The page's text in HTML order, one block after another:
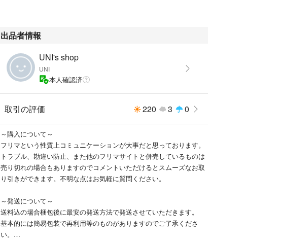
出品者情報
UNI's shop
UNI
本人確認済
取引の評価 220 3 0
～購入について～
フリマという性質上コミュニケーションが大事だと思っております。
トラブル、勘違い防止、また他のフリマサイトと併売しているものは
売り切れの場合もありますのでコメントいただけるとスムーズなお取
り引きができます。不明な点はお気軽に質問ください。
～発送について～
送料込の場合梱包後に最安の発送方法で発送させていただきます。
基本的には簡易包装で再利用等のものがありますのでご了承くださ
い。